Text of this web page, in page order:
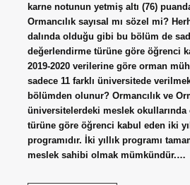
karne notunun yetmiş altı (76)
Ormancılık sayısal mı sözel mi?
dalında olduğu gibi bu bölüm de
değerlendirme türüne göre öğrenci
2019-2020 verilerine göre orman
sadece 11 farklı üniversitede
bölümden olunur? Ormancılık ve
üniversitelerdeki meslek okullarında
türüne göre öğrenci kabul eden iki
programıdır. İki yıllık programı
meslek sahibi olmak mümkündür.…